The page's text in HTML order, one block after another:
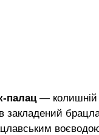
палац— колишній
закладений
воєводою